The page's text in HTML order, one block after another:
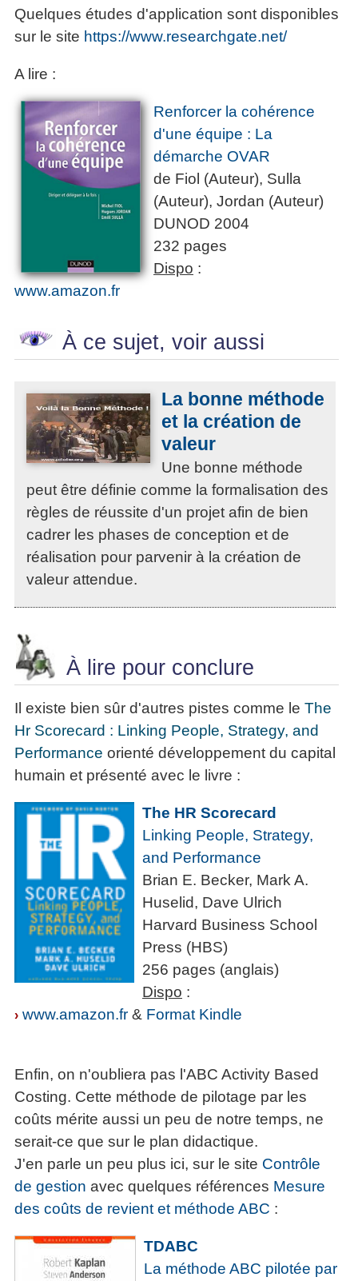
Quelques études d'application sont disponibles
sur le site https://www.researchgate.net/
A lire :
Renforcer la cohérence
d'une équipe : La
démarche OVAR
de Fiol (Auteur), Sulla
(Auteur), Jordan (Auteur)
DUNOD 2004
232 pages
Dispo :
www.amazon.fr
À ce sujet, voir aussi
La bonne méthode
et la création de
valeur
Une bonne méthode
peut être définie comme la formalisation des
règles de réussite d'un projet afin de bien
cadrer les phases de conception et de
réalisation pour parvenir à la création de
valeur attendue.
À lire pour conclure
Il existe bien sûr d'autres pistes comme le The
Hr Scorecard : Linking People, Strategy, and
Performance orienté développement du capital
humain et présenté avec le livre :
The HR Scorecard
Linking People, Strategy,
and Performance
Brian E. Becker, Mark A.
Huselid, Dave Ulrich
Harvard Business School
Press (HBS)
256 pages (anglais)
Dispo :
› www.amazon.fr & Format Kindle
Enfin, on n'oubliera pas l'ABC Activity Based
Costing. Cette méthode de pilotage par les
coûts mérite aussi un peu de notre temps, ne
serait-ce que sur le plan didactique.
J'en parle un peu plus ici, sur le site Contrôle
de gestion avec quelques références Mesure
des coûts de revient et méthode ABC :
TDABC
La méthode ABC pilotée par